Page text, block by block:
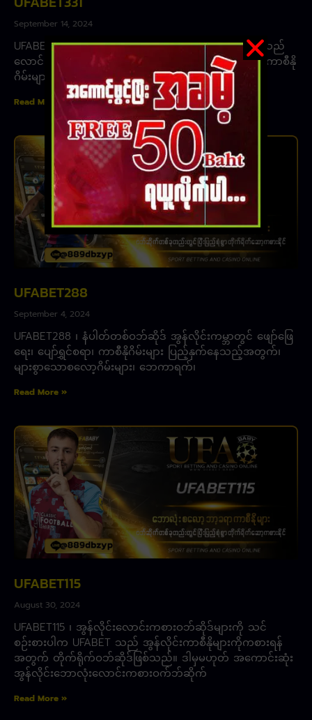
September 14, 2024
UFABET331 ၊ အွန်လိုင်းကာစီနိုတစ်ခုဖြစ်သည့် UFABET သည်
လောင်းကစားဝန်ဆောင်မှုများစွာကို ပေးဆောင်ထားသည်။ကာစီနို
ဂိမ်းများကို ပျော်စရာ၊ ခေတ်မီ၊ ကစားရလွယ်ကူစေရန်
Read More »
UFABET288
September 4, 2024
UFABET288 ၊ နံပါတ်တစ်ဝဘ်ဆိုဒ် အွန်လိုင်းကမ္ဘာတွင် ဖျော်ဖြေ
ရေး၊ ပျော်ရွှင်စရာ၊ ကာစီနိုဂိမ်းများ ပြည့်နှက်နေသည့်အတွက်၊
များစွာသောစလော့ဂိမ်းများ၊ ဘေကာရက်၊
Read More »
UFABET115
August 30, 2024
UFABET115 ၊ အွန်လိုင်းလောင်းကစားဝဘ်ဆိုဒ်များကို သင်
စဉ်းစားပါက UFABET သည် အွန်လိုင်းကာစီနိုများကိုကစားရန်
အတွက် တိုက်ရိုက်ဝဘ်ဆိုဒ်ဖြစ်သည်။ ဒါမှမဟုတ် အကောင်းဆုံး
အွန်လိုင်းဘောလုံးလောင်းကစားဝက်ဘ်ဆိုက်
Read More »